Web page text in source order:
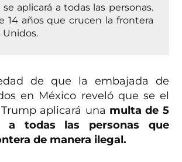
aplicará a todas las personas.
14 años que crucen la frontera
Unidos.
de que la embajada de
en México reveló que se el
aplicará una multa de 5
a todas las personas que
de manera ilegal.